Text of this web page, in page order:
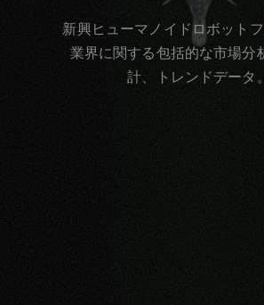
新興ヒューマノイドロボット
業界に関する包括的な市場分
計、トレンドデータ。